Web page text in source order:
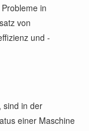
in
von
und -
sind in der
einer Maschine